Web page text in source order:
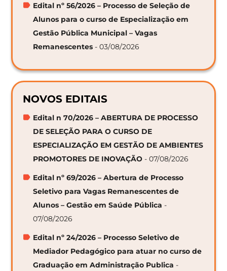
Edital nº 56/2026 – Processo de Seleção de
Alunos para o curso de Especialização em
Gestão Pública Municipal – Vagas
Remanescentes - 03/08/2026
NOVOS EDITAIS
Edital n 70/2026 – ABERTURA DE PROCESSO
DE SELEÇÃO PARA O CURSO DE
ESPECIALIZAÇÃO EM GESTÃO DE AMBIENTES
PROMOTORES DE INOVAÇÃO - 07/08/2026
Edital nº 69/2026 – Abertura de Processo
Seletivo para Vagas Remanescentes de
Alunos – Gestão em Saúde Pública -
07/08/2026
Edital nº 24/2026 – Processo Seletivo de
Mediador Pedagógico para atuar no curso de
Graduação em Administração Publica -